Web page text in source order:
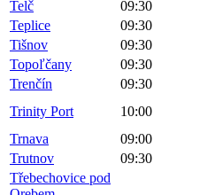
Telč
09:30
Teplice
09:30
Tišnov
09:30
Topoľčany
09:30
Trenčín
09:30
Trinity Port
10:00
Trnava
09:00
Trutnov
09:30
Třebechovice pod